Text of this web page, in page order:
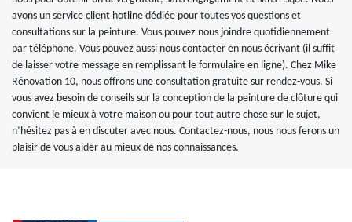
avons un service client hotline dédiée pour toutes vos questions et
consultations sur la peinture. Vous pouvez nous joindre quotidiennement
par téléphone. Vous pouvez aussi nous contacter en nous écrivant (il suffit
de laisser votre message en remplissant le formulaire en ligne). Chez Mike
Rénovation 10, nous offrons une consultation gratuite sur rendez-vous. Si
vous avez besoin de conseils sur la conception de la peinture de clôture qui
convient le mieux à votre maison ou pour tout autre chose sur le sujet,
n’hésitez pas à en discuter avec nous. Contactez-nous, nous nous ferons un
plaisir de vous aider au mieux de nos connaissances.